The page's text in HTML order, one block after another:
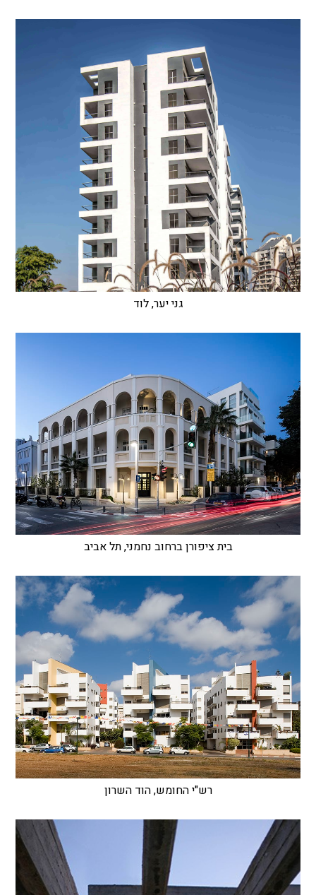
גני יער, לוד
בית ציפורן ברחוב נחמני, תל אביב
רש"י החומש, הוד השרון